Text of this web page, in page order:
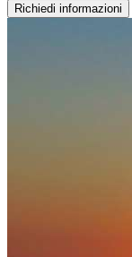
Richiedi informazioni